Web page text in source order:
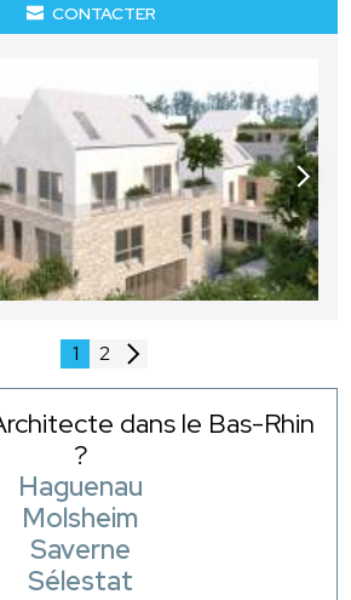
CONTACTER
1 2
dans le Bas-Rhin
?
Haguenau
Molsheim
Saverne
Sélestat